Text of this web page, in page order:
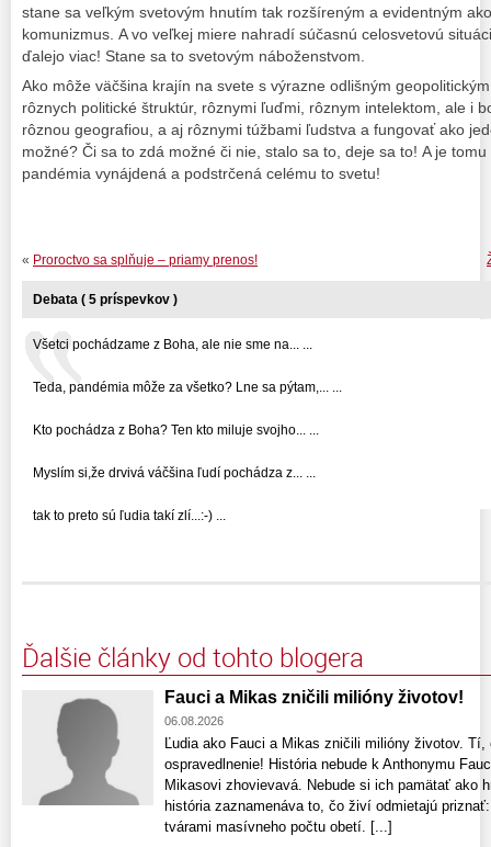
stane sa veľkým svetovým hnutím tak rozšíreným a evidentným
komunizmus. A vo veľkej miere nahradí súčasnú celosvetovú
ďalejo viac! Stane sa to svetovým náboženstvom.
Ako môže väčšina krajín na svete s výrazne odlišným
rôznych politické štruktúr, rôznymi ľuďmi, rôznym intelektom, ale i
rôznou geografiou, a aj rôznymi túžbami ľudstva a fungovať ako
možné? Či sa to zdá možné či nie, stalo sa to, deje sa to! A je
pandémia vynájdená a podstrčená celému to svetu!
« Proroctvo sa splňuje – priamy prenos!
Debata ( 5 príspevkov )
Všetci pochádzame z Boha, ale nie sme na... ...
Teda, pandémia môže za všetko? Lne sa pýtam,... ...
Kto pochádza z Boha? Ten kto miluje svojho... ...
Myslím si,že drvivá váčšina ľudí pochádza z... ...
tak to preto sú ľudia takí zlí...:-) ...
Ďalšie články od tohto blogera
Fauci a Mikas zničili milióny životov!
06.08.2026
Ľudia ako Fauci a Mikas zničili milióny životov.
ospravedlnenie! História nebude k Anthonymu
Mikasovi zhovievavá. Nebude si ich pamätať ako
história zaznamenáva to, čo živí odmietajú
tvárami masívneho počtu obetí. [...]